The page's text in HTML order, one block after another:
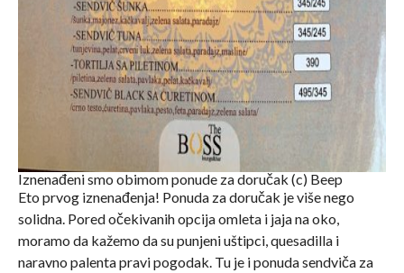
Iznenađeni smo obimom ponude za doručak (c) Beep
Eto prvog iznenađenja! Ponuda za doručak je više nego
solidna. Pored očekivanih opcija omleta i jaja na oko,
moramo da kažemo da su punjeni uštipci, quesadilla i
naravno palenta pravi pogodak. Tu je i ponuda sendviča za